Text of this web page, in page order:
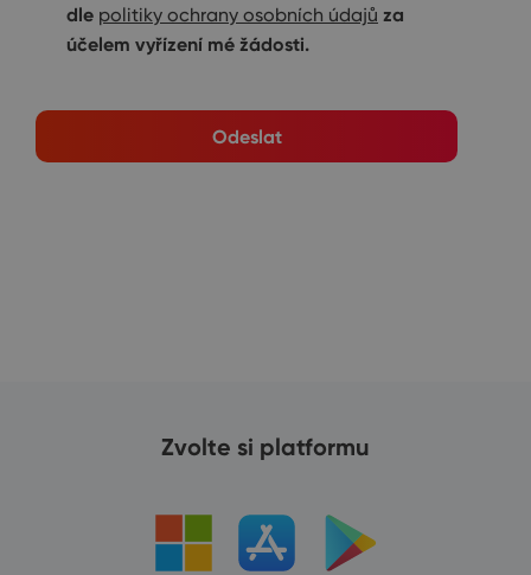
dle politiky ochrany osobních údajů za
účelem vyřízení mé žádosti.
Odeslat
Zvolte si platformu